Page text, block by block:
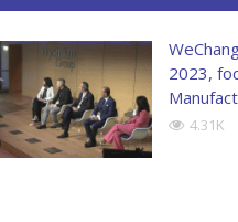
2023,
4.31K